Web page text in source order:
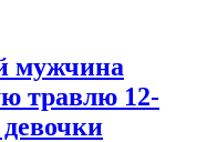
мужчина
травлю 12-